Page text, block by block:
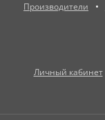
Производители
Личный кабинет